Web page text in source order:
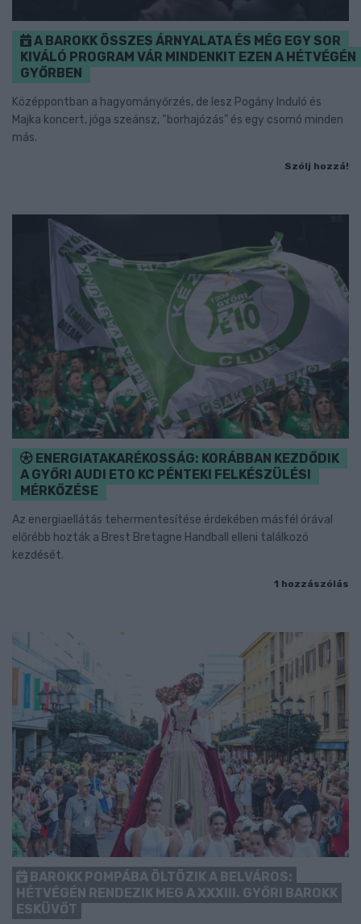
A BAROKK ÖSSZES ÁRNYALATA ÉS MÉG EGY SOR
KIVÁLÓ PROGRAM VÁR MINDENKIT EZEN A HÉTVÉGÉN
GYŐRBEN
Középpontban a hagyományőrzés, de lesz Pogány Induló és
Majka koncert, jóga szeánsz, “borhajózás” és egy csomó minden
más.
Szólj hozzá!
ENERGIATAKARÉKOSSÁG: KORÁBBAN KEZDŐDIK
A GYŐRI AUDI ETO KC PÉNTEKI FELKÉSZÜLÉSI
MÉRKŐZÉSE
Az energiaellátás tehermentesítése érdekében másfél órával
előrébb hozták a Brest Bretagne Handball elleni találkozó
kezdését.
1 hozzászólás
BAROKK POMPÁBA ÖLTÖZIK A BELVÁROS:
HÉTVÉGÉN RENDEZIK MEG A XXXIII. GYŐRI BAROKK
ESKÜVŐT